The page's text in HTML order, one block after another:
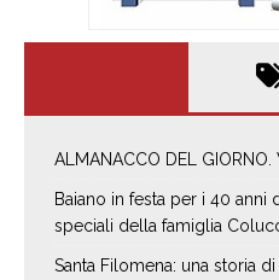
ALMANACCO DEL
Baiano in festa per i 40 anni
speciali della famiglia
Santa Filomena: una storia